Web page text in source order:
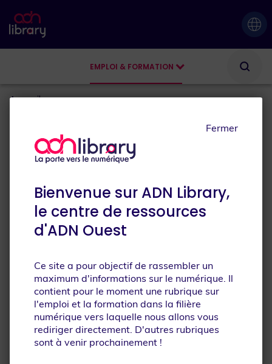
EMPLOI & FORMATION
AGENDA
Accueil
Numérique Pour Les Personnes En Situation de Handicap ?
Fermer
Bienvenue sur ADN Library,
le centre de ressources
d'ADN Ouest
Ce site a pour objectif de rassembler un
maximum d'informations sur le numérique. Il
contient pour le moment une rubrique sur
l'emploi et la formation dans la filière
numérique vers laquelle nous allons vous
rediriger directement. D'autres rubriques
sont à venir prochainement !
11.05.2026.ADN Ouest
opportunités de travail
dans le numérique pour les
handicap ?
Selon une étude de la DARES*, le taux d’insertion
actuel des personnes en situation de handicap
dans le numérique est seulement de 3,4% alors
que la loi impose un taux minimal de 6 % pour les